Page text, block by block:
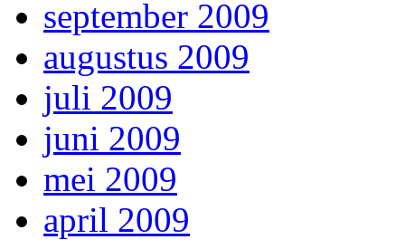
september 2009
augustus 2009
juli 2009
juni 2009
mei 2009
april 2009